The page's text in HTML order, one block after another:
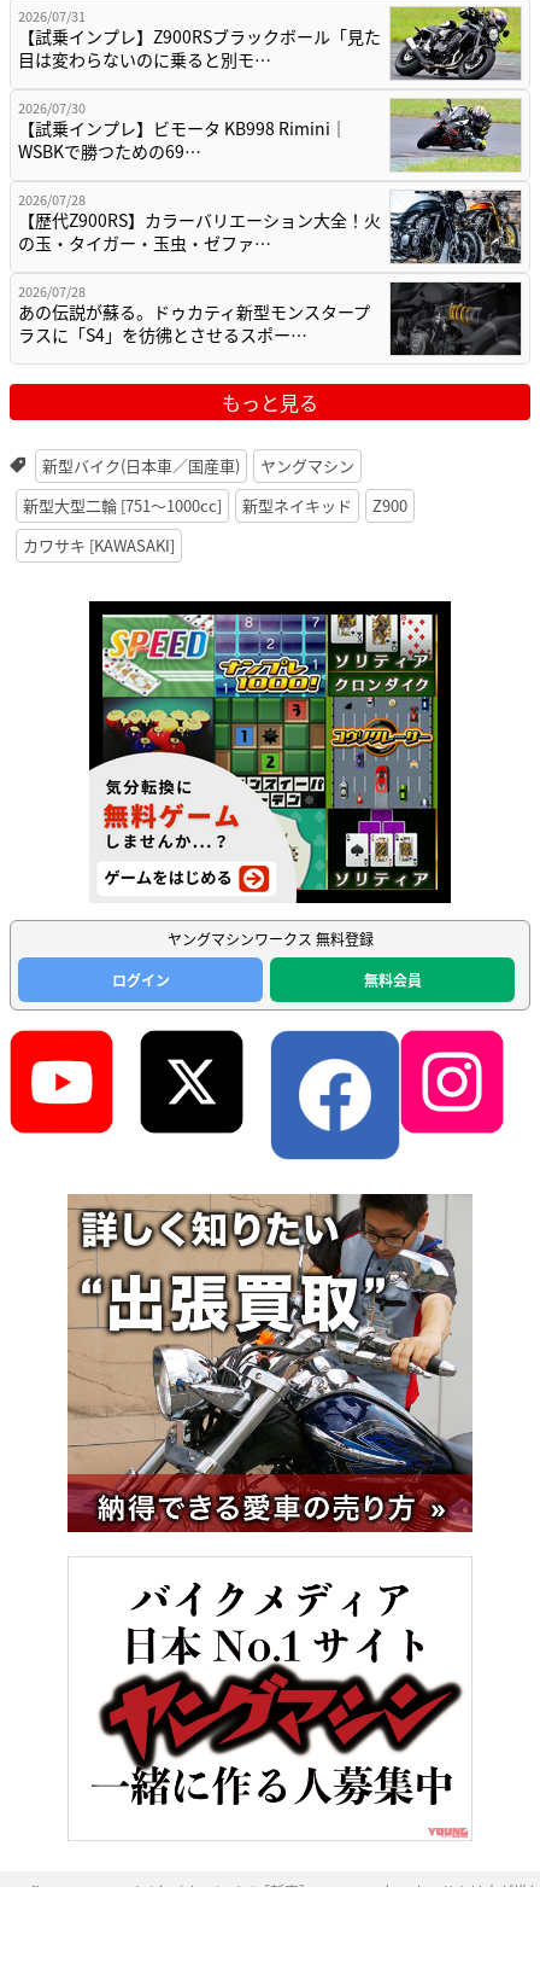
2026/07/31
【試乗インプレ】Z900RSブラックボール「見た
目は変わらないのに乗ると別モ…
2026/07/30
【試乗インプレ】ビモータ KB998 Rimini｜
WSBKで勝つための69…
2026/07/28
【歴代Z900RS】カラーバリエーション大全！火
の玉・タイガー・玉虫・ゼファ…
2026/07/28
あの伝説が蘇る。ドゥカティ新型モンスタープ
ラスに「S4」を彷彿とさせるスポー…
もっと見る
新型バイク(日本車／国産車)
ヤングマシン
新型大型二輪 [751〜1000cc]
新型ネイキッド
Z900
カワサキ [KAWASAKI]
ヤングマシンワークス 無料登録
ログイン
無料会員
バイク／オートバイ［新車］ 2024年のカワサキは赤が